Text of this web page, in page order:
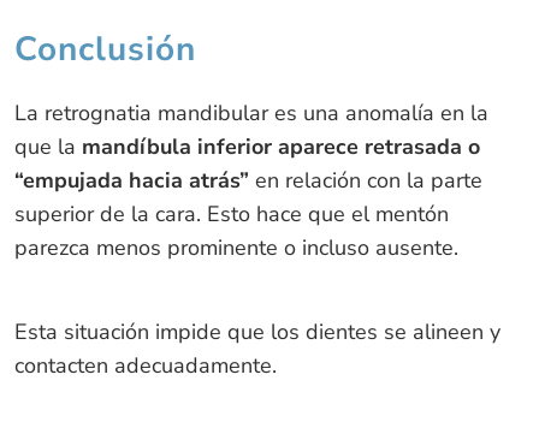
Conclusión
La retrognatia mandibular es una anomalía en la
que la mandíbula inferior aparece retrasada o
“empujada hacia atrás” en relación con la parte
superior de la cara. Esto hace que el mentón
parezca menos prominente o incluso ausente.
Esta situación impide que los dientes se alineen y
contacten adecuadamente.